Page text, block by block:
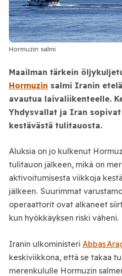
Hormuzin salmi
Maailman tärkein
Hormuzin salmi Iranin
avautua laivaliikenteelle.
Yhdysvallat ja Iran
kestävästä tulitauosta.
Aluksia on jo kulkenut
tulitauon jälkeen, mikä on
aktivoitumisesta viikkoja
jälkeen. Suurimmat
operaattorit ovat alkaneet
kun hyökkäyksen riski väheni.
Iranin ulkoministeri Abbas
keskiviikkona, että se takaa
merenkululle Hormuzin